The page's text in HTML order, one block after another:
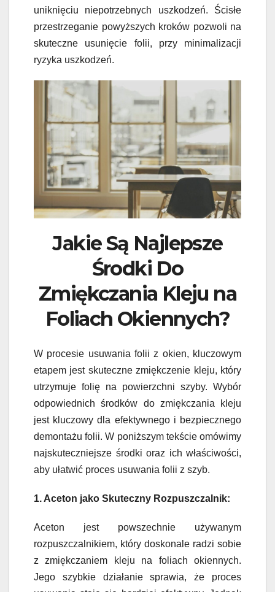
uniknięciu niepotrzebnych uszkodzeń. Ścisłe
przestrzeganie powyższych kroków pozwoli na
skuteczne usunięcie folii, przy minimalizacji
ryzyka uszkodzeń.
Jakie Są Najlepsze
Środki Do
Zmiękczania Kleju na
Foliach Okiennych?
W procesie usuwania folii z okien, kluczowym
etapem jest skuteczne zmiękczenie kleju, który
utrzymuje folię na powierzchni szyby. Wybór
odpowiednich środków do zmiękczania kleju
jest kluczowy dla efektywnego i bezpiecznego
demontażu folii. W poniższym tekście omówimy
najskuteczniejsze środki oraz ich właściwości,
aby ułatwić proces usuwania folii z szyb.
1. Aceton jako Skuteczny Rozpuszczalnik:
Aceton jest powszechnie używanym
rozpuszczalnikiem, który doskonale radzi sobie
z zmiękczaniem kleju na foliach okiennych.
Jego szybkie działanie sprawia, że proces